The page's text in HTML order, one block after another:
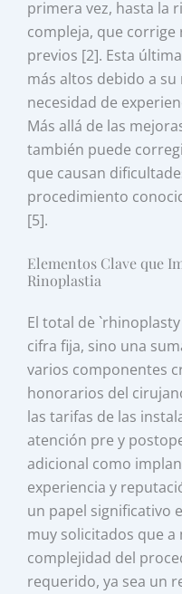
primera vez, hasta la
compleja, que
previos [2]. Esta
más altos debido a
necesidad de
Más allá de las
también puede
que causan
procedimiento
[5].
Elementos Clave que
Rinoplastia
El total de
cifra fija, sino una
varios componentes
honorarios del
las tarifas de las
atención pre y
adicional como
experiencia y
un papel significativo
muy solicitados que a
complejidad del
requerido, ya sea un